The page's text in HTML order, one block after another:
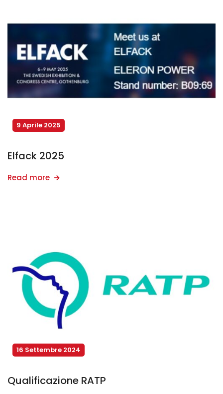
9 Aprile 2025
Elfack 2025
Read more
16 Settembre 2024
Qualificazione RATP